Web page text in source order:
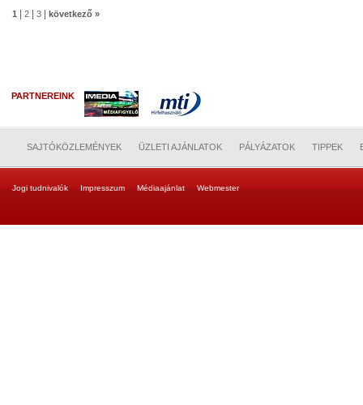
1 2 3 következő »
PARTNEREINK
SAJTÓKÖZLEMÉNYEK ÜZLETI AJÁNLATOK PÁLYÁZATOK TIPPEK
Jogi tudnivalók Impresszum Médiaajánlat Webmester